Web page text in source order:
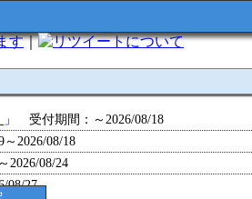
す｜ について
」 受付期間：～2026/08/18
2026/08/18
2026/08/24
08/27